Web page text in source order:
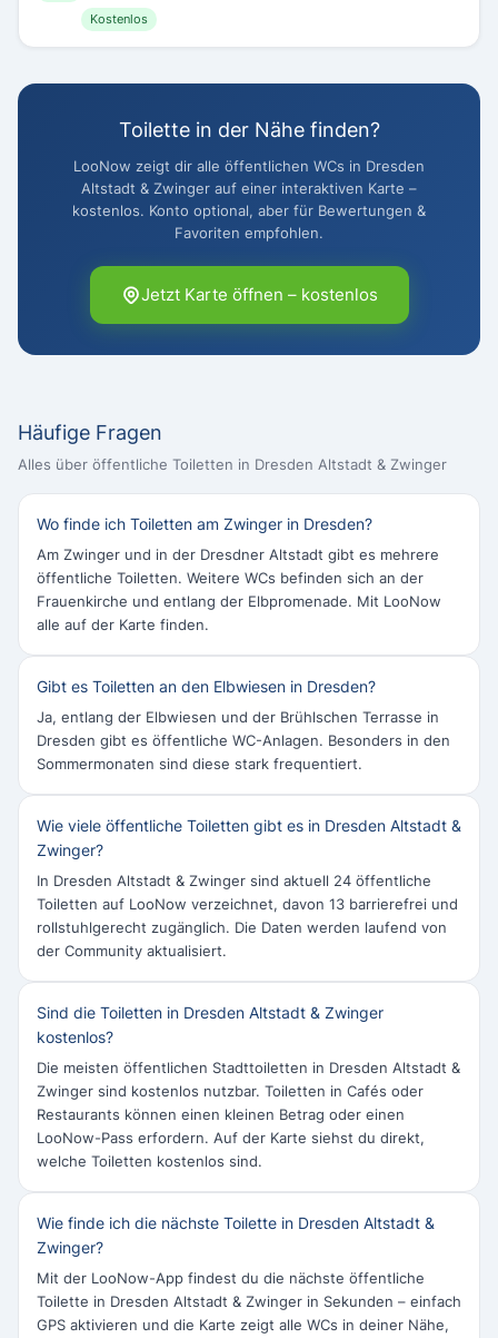
Kostenlos
Toilette in der Nähe finden?
LooNow zeigt dir alle öffentlichen WCs in Dresden
Altstadt & Zwinger auf einer interaktiven Karte –
kostenlos. Konto optional, aber für Bewertungen &
Favoriten empfohlen.
Jetzt Karte öffnen – kostenlos
Häufige Fragen
Alles über öffentliche Toiletten in Dresden Altstadt & Zwinger
Wo finde ich Toiletten am Zwinger in Dresden?
Am Zwinger und in der Dresdner Altstadt gibt es mehrere
öffentliche Toiletten. Weitere WCs befinden sich an der
Frauenkirche und entlang der Elbpromenade. Mit LooNow
alle auf der Karte finden.
Gibt es Toiletten an den Elbwiesen in Dresden?
Ja, entlang der Elbwiesen und der Brühlschen Terrasse in
Dresden gibt es öffentliche WC-Anlagen. Besonders in den
Sommermonaten sind diese stark frequentiert.
Wie viele öffentliche Toiletten gibt es in Dresden Altstadt &
Zwinger?
In Dresden Altstadt & Zwinger sind aktuell 24 öffentliche
Toiletten auf LooNow verzeichnet, davon 13 barrierefrei und
rollstuhlgerecht zugänglich. Die Daten werden laufend von
der Community aktualisiert.
Sind die Toiletten in Dresden Altstadt & Zwinger
kostenlos?
Die meisten öffentlichen Stadttoiletten in Dresden Altstadt &
Zwinger sind kostenlos nutzbar. Toiletten in Cafés oder
Restaurants können einen kleinen Betrag oder einen
LooNow-Pass erfordern. Auf der Karte siehst du direkt,
welche Toiletten kostenlos sind.
Wie finde ich die nächste Toilette in Dresden Altstadt &
Zwinger?
Mit der LooNow-App findest du die nächste öffentliche
Toilette in Dresden Altstadt & Zwinger in Sekunden – einfach
GPS aktivieren und die Karte zeigt alle WCs in deiner Nähe,